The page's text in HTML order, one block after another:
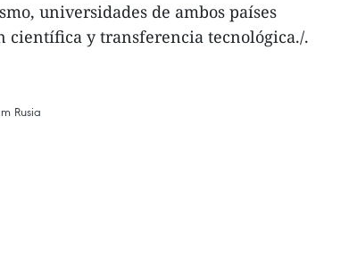
universidades de ambos países
científica y transferencia tecnológica./.
Rusia